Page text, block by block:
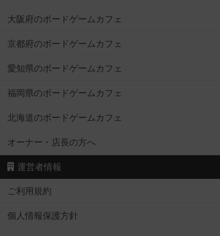
大阪府のボードゲームカフェ
京都府のボードゲームカフェ
愛知県のボードゲームカフェ
福岡県のボードゲームカフェ
北海道のボードゲームカフェ
オーナー・店長の方へ
運営者情報
ご利用規約
個人情報保護方針